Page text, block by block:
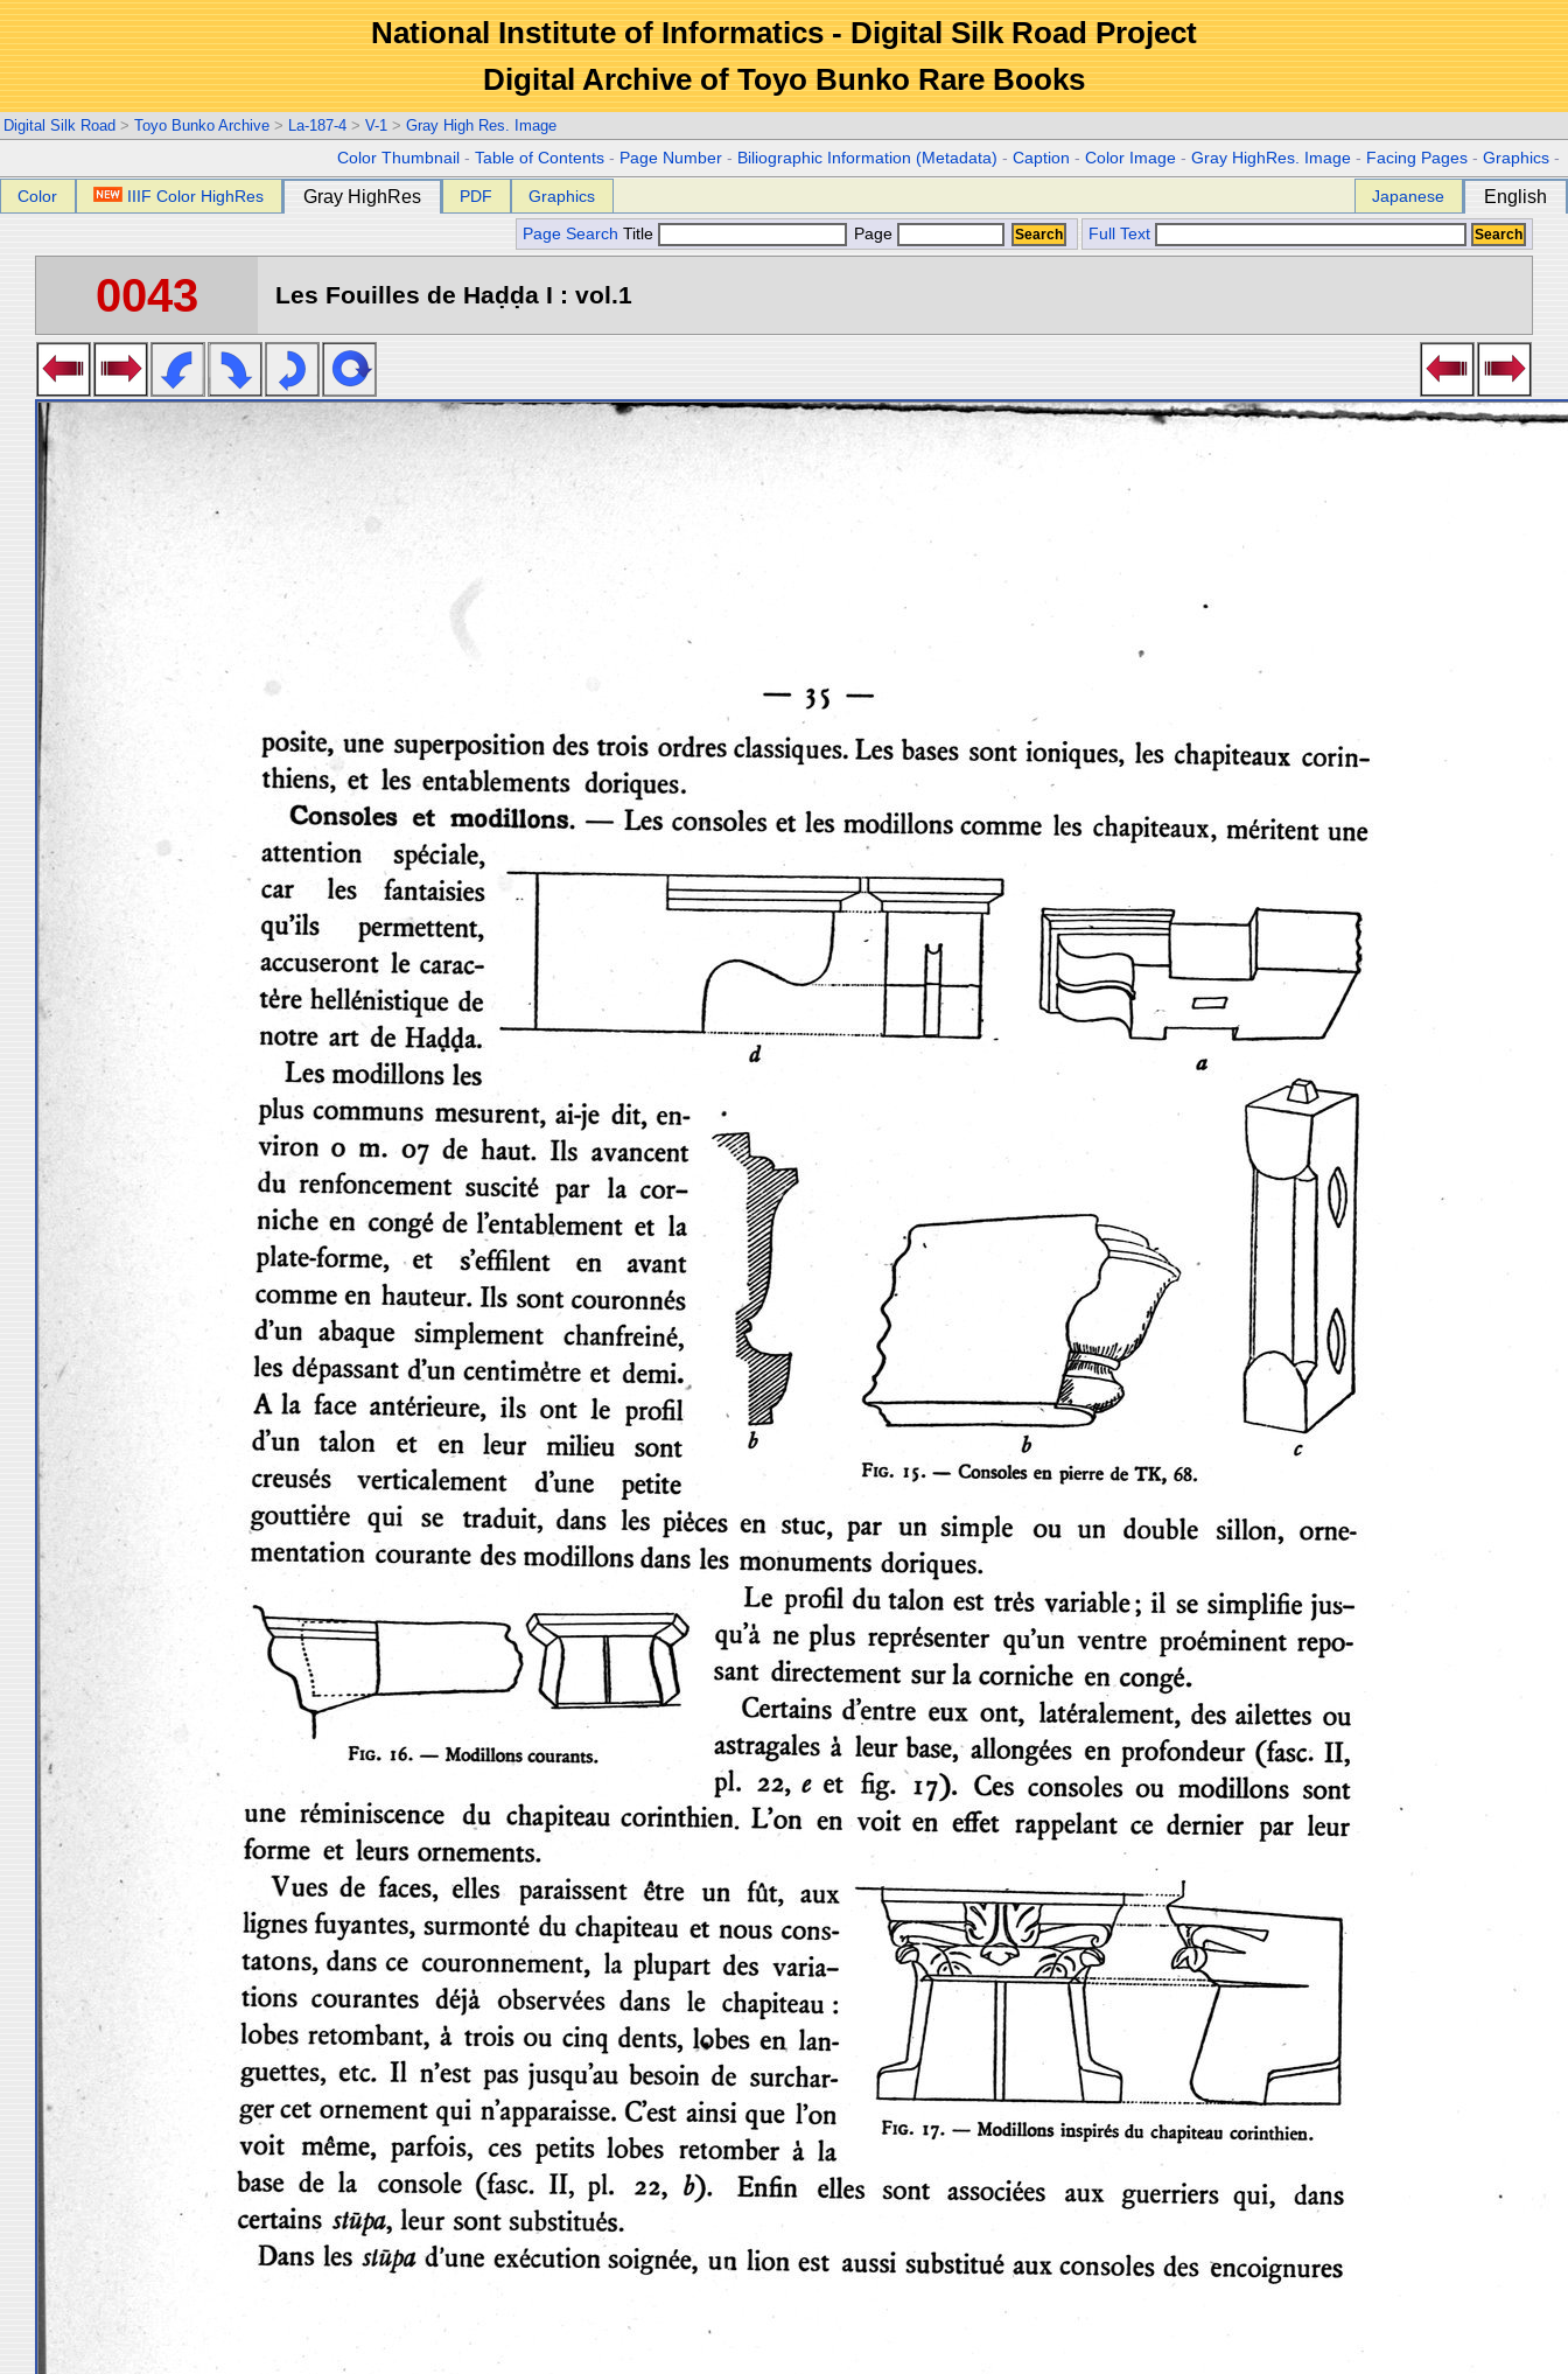
National Institute of Informatics - Digital Silk Road Project
Digital Archive of Toyo Bunko Rare Books
Digital Silk Road > Toyo Bunko Archive > La-187-4 > V-1 > Gray High Res. Image
Color Thumbnail -Table of Contents - Page Number - Biliographic Information (Metadata) -Caption -Color Image -Gray HighRes. Image - Facing Pages -Graphics -
Color IIIF Color HighRes Gray HighRes PDF Graphics Japanese English
Page Search Title Page Full Text
0043 Les Fouilles de Haḍḍa I : vol.1